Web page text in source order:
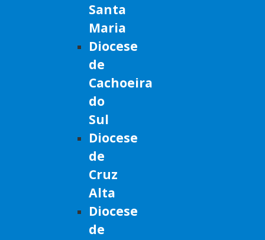
Santa
Maria
Diocese
de
Cachoeira
do
Sul
Diocese
de
Cruz
Alta
Diocese
de